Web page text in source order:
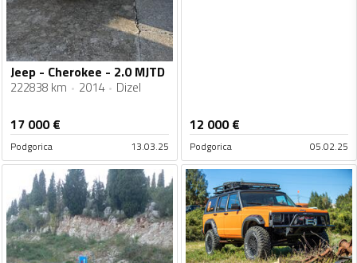
Jeep - Cherokee - 2.0 MJTD
222838 km 2014 Dizel
17 000€
Podgorica 13.03.25
12 000€
Podgorica 05.02.25